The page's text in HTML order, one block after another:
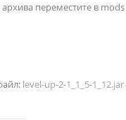
переместите в mods
level-up-2-1_1_5-1_12.jar